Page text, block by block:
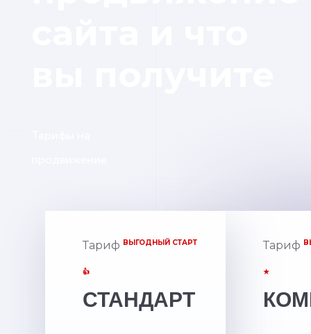
Тариф ВЫГОДНЫЙ СТАРТ
👍
СТАНДАРТ
Тариф
★